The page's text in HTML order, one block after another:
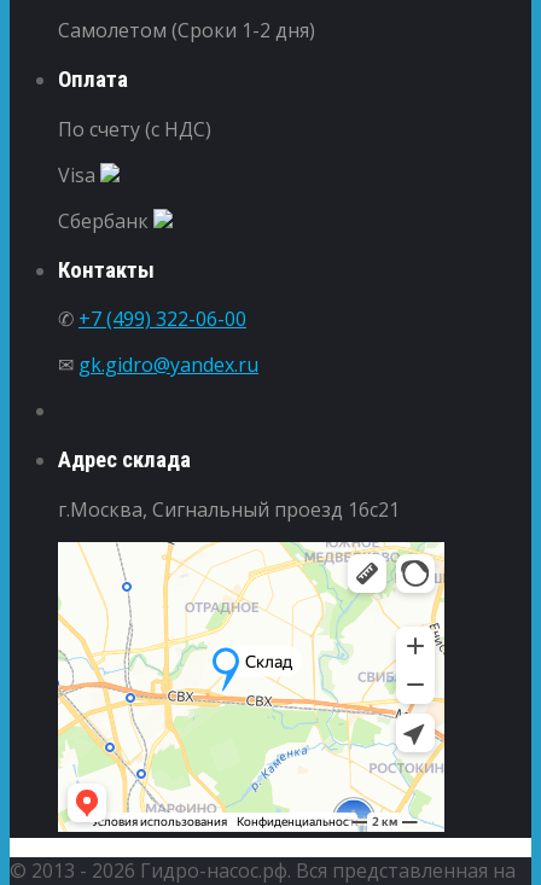
Самолетом (Сроки 1-2 дня)
Оплата
По счету (с НДС)
Visa
Сбербанк
Контакты
✆ +7 (499) 322-06-00
✉ gk.gidro@yandex.ru
Адрес склада
г.Москва, Сигнальный проезд 16с21
© 2013 - 2026 Гидро-насос.рф. Вся представленная на